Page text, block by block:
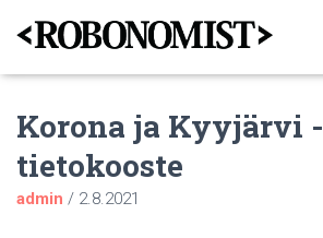
Korona ja Kyyjärvi -
tietokooste
admin / 2.8.2021